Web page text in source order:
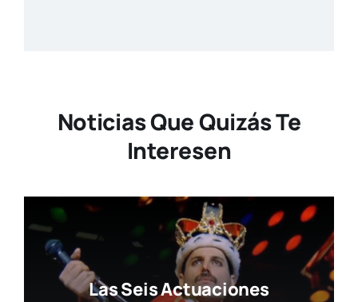
Noticias Que Quizás Te
Interesen
Las Seis Actuaciones